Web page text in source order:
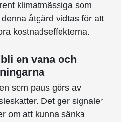
klimatmässiga som
åtgärd vidtas för att
kostnadseffekterna.
en vana och
som paus görs av
Det ger signaler
om att kunna sänka